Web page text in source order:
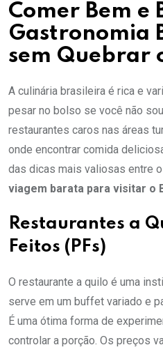
Comer Bem e
Gastronomia
sem Quebrar
A culinária brasileira é rica e
pesar no bolso se você não
restaurantes caros nas áreas
onde encontrar comida
das dicas mais valiosas entre
viagem barata para visitar o
Restaurantes a
Feitos (PFs)
O restaurante a quilo é uma
serve em um buffet variado e
É uma ótima forma de
controlar a porção. Os preços